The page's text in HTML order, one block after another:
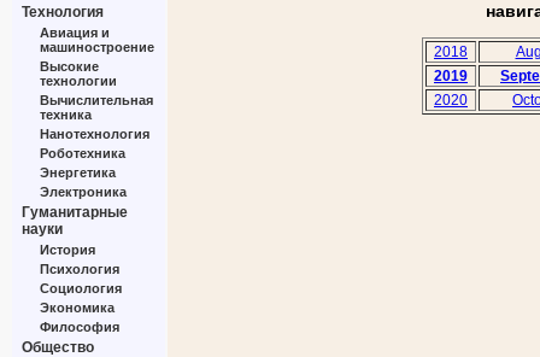
Технология
Авиация и
машиностроение
Высокие
технологии
Вычислительная
техника
Нанотехнология
Роботехника
Энергетика
Электроника
Гуманитарные
науки
История
Психология
Социология
Экономика
Философия
Общество
2018
2019
2020